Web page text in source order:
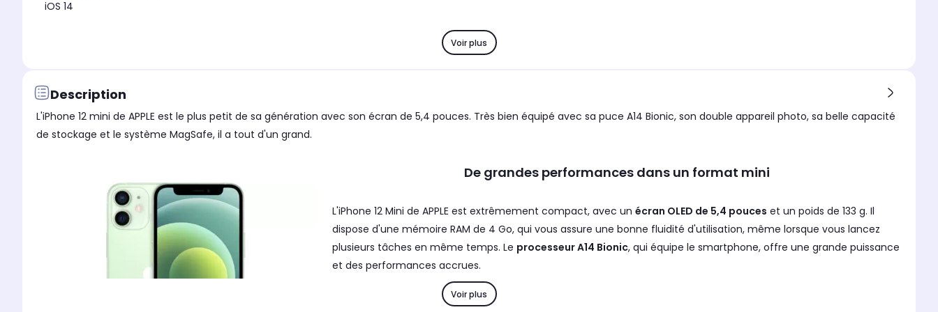
iOS 14
Voir plus
Description
L'iPhone 12 mini de APPLE est le plus petit de sa génération avec son écran de 5,4 pouces. Très bien équipé avec sa puce A14 Bionic, son double appareil photo, sa belle capacité
de stockage et le système MagSafe, il a tout d'un grand.
De grandes performances dans un format mini
L'iPhone 12 Mini de APPLE est extrêmement compact, avec un écran OLED de 5,4 pouces et un poids de 133 g. Il
dispose d'une mémoire RAM de 4 Go, qui vous assure une bonne fluidité d'utilisation, même lorsque vous lancez
plusieurs tâches en même temps. Le processeur A14 Bionic, qui équipe le smartphone, offre une grande puissance
et des performances accrues.
Du côté de l'appareil photo, l'iPhone 12 Mini de APPLE possède
Voir plus